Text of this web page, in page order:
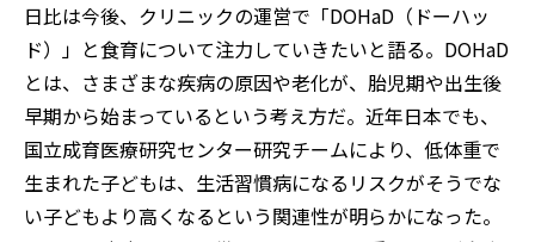
日比は今後、クリニックの運営で「DOHaD（ドーハッ
ド）」と食育について注力していきたいと語る。DOHaD
とは、さまざまな疾病の原因や老化が、胎児期や出生後
早期から始まっているという考え方だ。近年日本でも、
国立成育医療研究センター研究チームにより、低体重で
生まれた子どもは、生活習慣病になるリスクがそうでな
い子どもより高くなるという関連性が明らかになった。